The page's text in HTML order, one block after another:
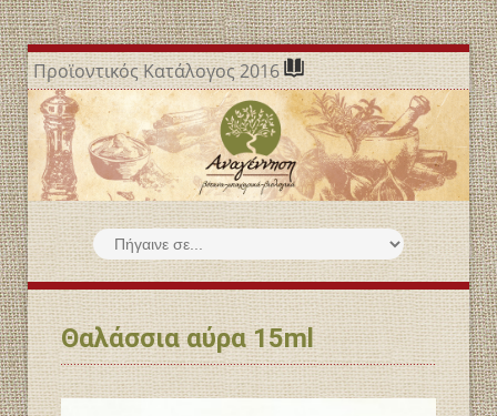
Προϊοντικός Κατάλογος 2016
Θαλάσσια αύρα 15ml